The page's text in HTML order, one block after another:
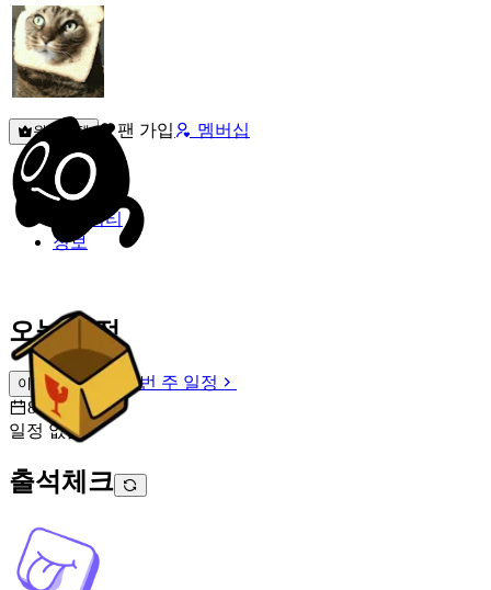
원픽선택 팬 가입 멤버십
밐타운
피드
커뮤니티
정보
오늘 일정
이번 주 일정
이번 주 일정
8월 8일 [토]
일정 없음
출석체크